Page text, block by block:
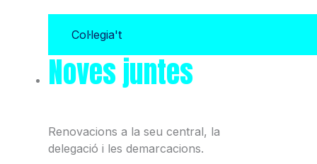
Col·legia't
Noves juntes
Renovacions a la seu central, la
delegació i les demarcacions.